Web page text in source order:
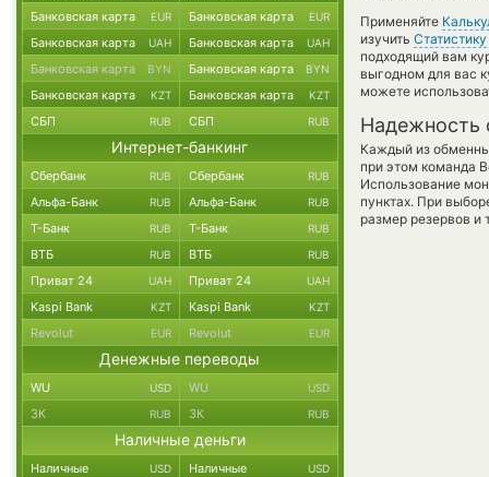
Применяйте
изучить Статистику
подходящий вам
выгодном для вас
можете
Надежность
Каждый из
при этом команда
Использование
пунктах. При
размер резервов и
Банковская карта EUR Банковская карта EUR
Банковская карта UAH Банковская карта UAH
Банковская карта BYN Банковская карта BYN
Банковская карта KZT Банковская карта KZT
СБП RUB СБП RUB
Интернет-банкинг
Сбербанк RUB Сбербанк RUB
Альфа-Банк RUB Альфа-Банк RUB
Т-Банк RUB Т-Банк RUB
ВТБ RUB ВТБ RUB
Приват 24 UAH Приват 24 UAH
Kaspi Bank KZT Kaspi Bank KZT
Revolut EUR Revolut EUR
Денежные переводы
WU USD WU USD
ЗК RUB ЗК RUB
Наличные деньги
Наличные USD Наличные USD